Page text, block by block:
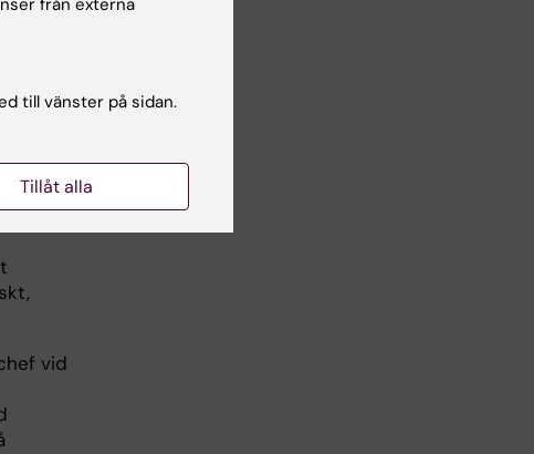
sin
vid
till vänster på sidan.
Tillåt alla